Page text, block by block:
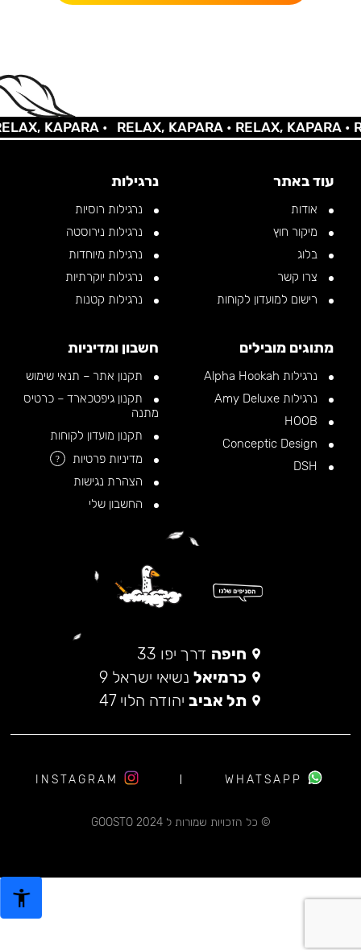
KAPARA • RELAX, KAPARA •RELAX, KAPARA •
עוד באתר
אודות
מיקור חוץ
בלוג
צרו קשר
רישום למועדון לקוחות
נרגילות
נרגילות רוסיות
נרגילות נירוסטה
נרגילות מיוחדות
נרגילות יוקרתיות
נרגילות קטנות
מתוגים מובילים
נרגילות Alpha Hookah
נרגילות Amy Deluxe
חשבון ומדיניות
תקנון אתר – תנאי שימוש
תקנון גיפטכארד – כרטיס
מתנה
תקנון מועדון לקוחות
מדיניות פרטיות
?
הצהרת נגישות
החשבון שלי
חיפה דרך יפו 33
כרמיאל נשיאי ישראל 9
תל אביב יהודה הלוי 47
© כל הזכויות שמורות ל 2024 GOOSTO
WHATSAPP
INSTAGRAM